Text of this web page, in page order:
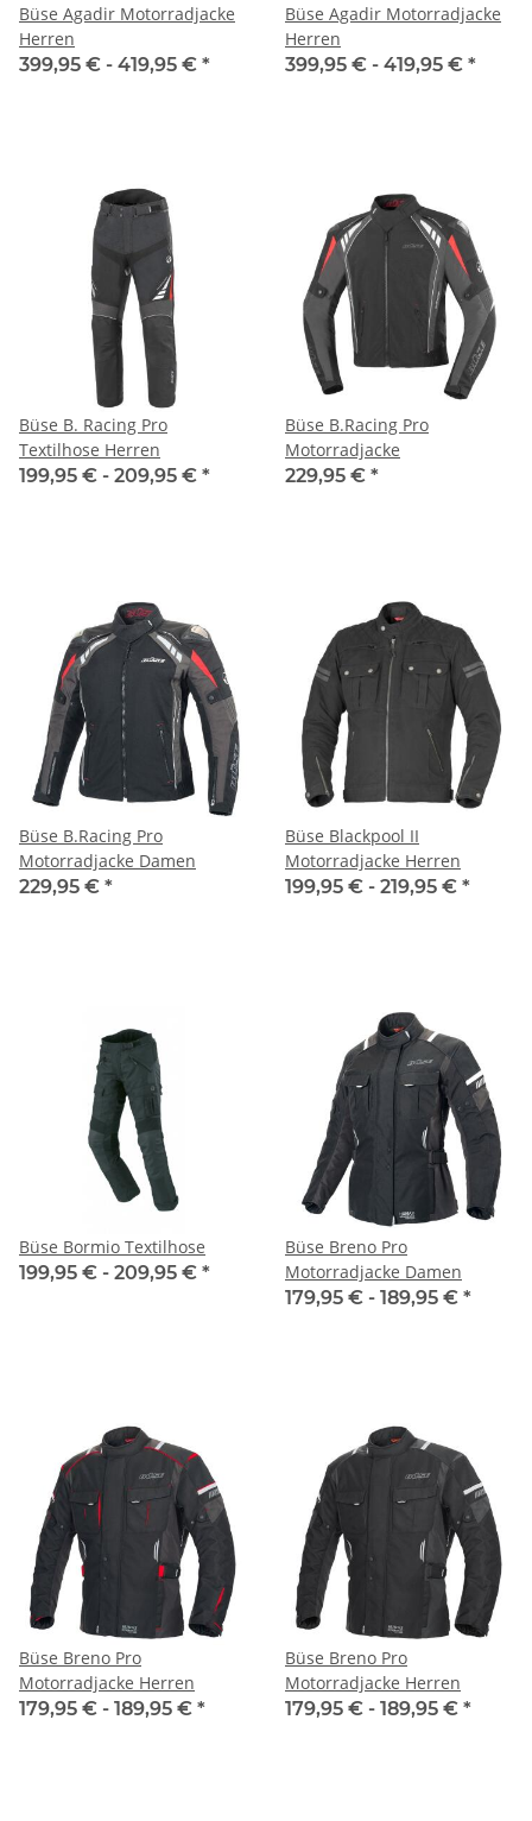
Büse Agadir Motorradjacke
Herren
399,95 € - 419,95 € *
Büse Agadir Motorradjacke
Herren
399,95 € - 419,95 € *
Büse B. Racing Pro
Textilhose Herren
199,95 € - 209,95 € *
Büse B.Racing Pro
Motorradjacke
229,95 € *
Büse B.Racing Pro
Motorradjacke Damen
229,95 € *
Büse Blackpool II
Motorradjacke Herren
199,95 € - 219,95 € *
Büse Bormio Textilhose
199,95 € - 209,95 € *
Büse Breno Pro
Motorradjacke Damen
179,95 € - 189,95 € *
Büse Breno Pro
Motorradjacke Herren
179,95 € - 189,95 € *
Büse Breno Pro
Motorradjacke Herren
179,95 € - 189,95 € *